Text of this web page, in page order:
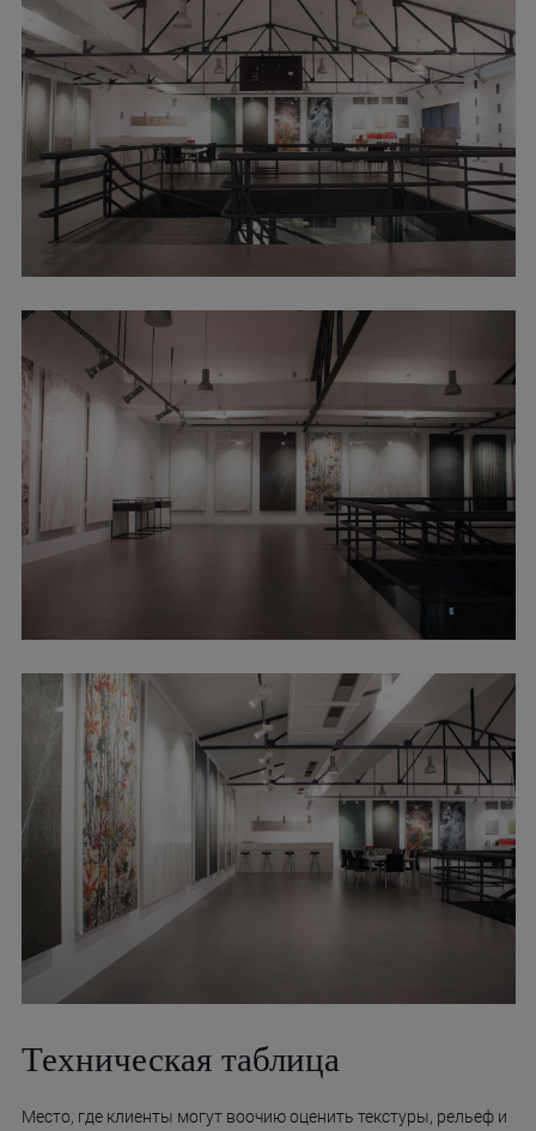
Техническая таблица
Место, где клиенты могут воочию оценить текстуры, рельеф и